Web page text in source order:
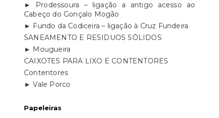
► Prodessoura – ligação a antigo acesso ao
Cabeço do Gonçalo Mogão
► Fundo da Codiceira – ligação à Cruz Fundeira
SANEAMENTO E RESIDUOS SÓLIDOS
► Mougueira
CAIXOTES PARA LIXO E CONTENTORES
Contentores
► Vale Porco
Papeleiras